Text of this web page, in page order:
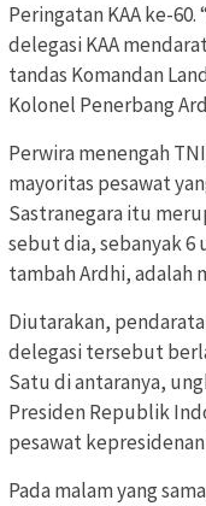
Peringatan KAA ke-60.
delegasi KAA
tandas Komandan
Kolonel Penerbang
Perwira menengah
mayoritas pesawat
Sastranegara itu
sebut dia, sebanyak 6
tambah Ardhi, adalah
Diutarakan,
delegasi tersebut
Satu di antaranya,
Presiden Republik
pesawat
Pada malam yang